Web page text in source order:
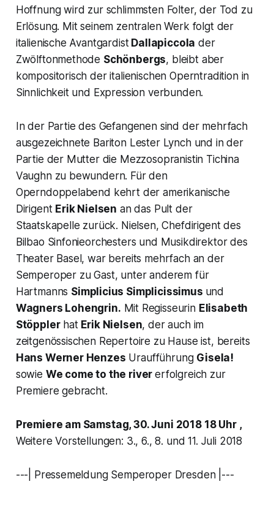
Hoffnung wird zur schlimmsten Folter, der Tod zu
Erlösung. Mit seinem zentralen Werk folgt der
italienische AvantgardistDallapiccola der
Zwölftonmethode Schönbergs, bleibt aber
kompositorisch der italienischen Operntradition in
Sinnlichkeit und Expression verbunden.
In der Partie des Gefangenen sind der mehrfach
ausgezeichnete Bariton Lester Lynch und in der
Partie der Mutter die Mezzosopranistin Tichina
Vaughn zu bewundern. Für den
Operndoppelabend kehrt der amerikanische
Dirigent Erik Nielsen an das Pult der
Staatskapelle zurück. Nielsen, Chefdirigent des
Bilbao Sinfonieorchesters und Musikdirektor des
Theater Basel, war bereits mehrfach an der
Semperoper zu Gast, unter anderem für
Hartmanns Simplicius Simplicissimus und
Wagners Lohengrin. Mit Regisseurin Elisabeth
StöpplerhatErik Nielsen, der auch im
zeitgenössischen Repertoire zu Hause ist, bereits
Hans Werner Henzes Uraufführung Gisela!
sowie We come to the river erfolgreich zur
Premiere gebracht.
Premiere am Samstag, 30. Juni 2018 18 Uhr ,
Weitere Vorstellungen: 3., 6., 8. und 11. Juli 2018
---| Pressemeldung Semperoper Dresden |---